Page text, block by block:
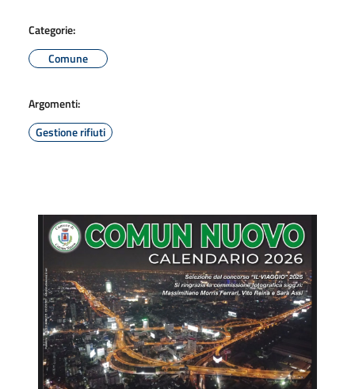
Categorie:
Comune
Argomenti:
Gestione rifiuti